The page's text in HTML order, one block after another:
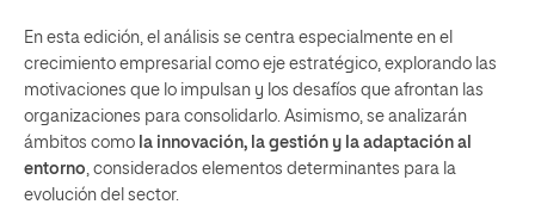
En esta edición, el análisis se centra especialmente en el
crecimiento empresarial como eje estratégico, explorando las
motivaciones que lo impulsan y los desafíos que afrontan las
organizaciones para consolidarlo. Asimismo, se analizarán
ámbitos como la innovación, la gestión y la adaptación al
entorno, considerados elementos determinantes para la
evolución del sector.